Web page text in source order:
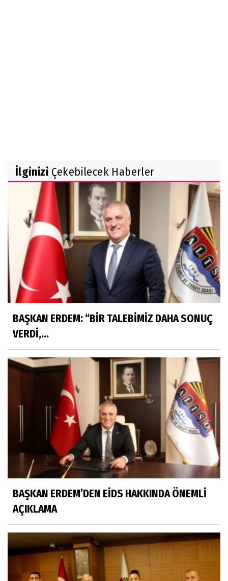
İlginizi Çekebilecek Haberler
BAŞKAN ERDEM: “BİR TALEBİMİZ DAHA SONUÇ
VERDİ,...
BAŞKAN ERDEM’DEN EİDS HAKKINDA ÖNEMLİ
AÇIKLAMA